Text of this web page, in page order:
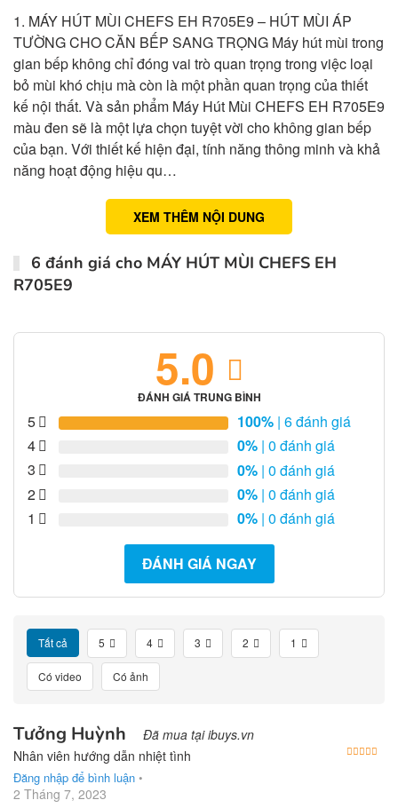
1. MÁY HÚT MÙI CHEFS EH R705E9 – HÚT MÙI ÁP
TƯỜNG CHO CĂN BẾP SANG TRỌNG Máy hút mùi trong
gian bếp không chỉ đóng vai trò quan trọng trong việc loại
bỏ mùi khó chịu mà còn là một phần quan trọng của thiết
kế nội thất. Và sản phẩm Máy Hút Mùi CHEFS EH R705E9
màu đen sẽ là một lựa chọn tuyệt vời cho không gian bếp
của bạn. Với thiết kế hiện đại, tính năng thông minh và khả
năng hoạt động hiệu qu…
XEM THÊM NỘI DUNG
6 đánh giá cho MÁY HÚT MÙI CHEFS EH
R705E9
5.0
ĐÁNH GIÁ TRUNG BÌNH
5 100% | 6 đánh giá
4
0% | 0 đánh giá
3
0% | 0 đánh giá
2
0% | 0 đánh giá
1
0% | 0 đánh giá
ĐÁNH GIÁ NGAY
Tất cả 5 4 3 2 1
Có video Có ảnh
Tưởng Huỳnh Đã mua tại ibuys.vn
Nhân viên hướng dẫn nhiệt tình
Đăng nhập để bình luận •
2 Tháng 7, 2023